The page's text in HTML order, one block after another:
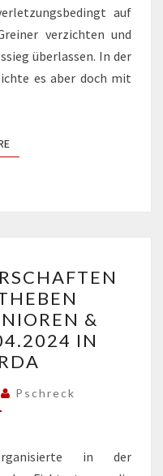
auf
verzichten und
überlassen. In der
es aber doch mit
READ MORE
&
IN
Pschreck
in der